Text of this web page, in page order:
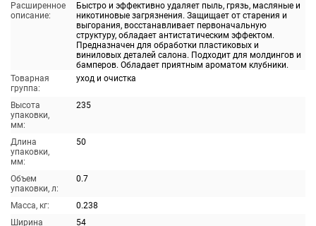
Расширенное
описание:
Быстро и эффективно удаляет пыль, грязь, масляные и
никотиновые загрязнения. Защищает от старения и
выгорания, восстанавливает первоначальную
структуру, обладает антистатическим эффектом.
Предназначен для обработки пластиковых и
виниловых деталей салона. Подходит для молдингов и
бамперов. Обладает приятным ароматом клубники.
Товарная
группа:
уход и очистка
Высота
упаковки,
мм:
235
Длина
упаковки,
мм:
50
Объем
упаковки, л:
0.7
Масса, кг:
0.238
Ширина
54